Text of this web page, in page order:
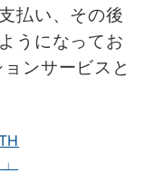
払い、その後
うになってお
ンサービスと